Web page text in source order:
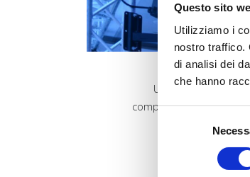
Questo sito
Utilizziamo i
nostro traffico.
di analisi dei
che hanno
Selezione
Un evento ECM è
competenze
evento ben